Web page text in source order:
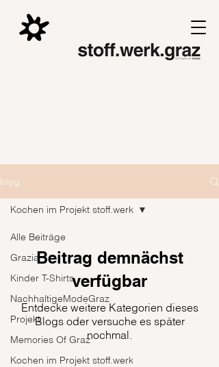
blog
Alle Beiträge
Grazia
Kinder T-Shirts
NachhaltigeModeGraz
Projekt
Memories Of Graz
Kochen im Projekt stoff.werk
Kochen im Projekt stoff.werk
Beitrag demnächst
verfügbar
Entdecke weitere Kategorien dieses
Blogs oder versuche es später
nochmal.